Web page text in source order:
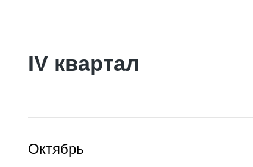
IV квартал
Октябрь